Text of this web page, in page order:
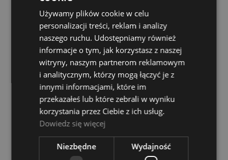
1 399,00 zł
DO KOSZYKA
Blackstar Artist FR 100 Special 100W Kolumna
gitarowa
Dostępność:
1 449,00 zł
Używamy plików cookie w celu
personalizacji treści, reklam i analizy
naszego ruchu. Udostępniamy również
informacje o tym, jak korzystasz z naszej
witryny, naszym partnerom reklamowym
i analitycznym, którzy mogą łączyć je z
innymi informacjami, które im
przekazałeś lub które zebrali w wyniku
korzystania przez Ciebie z ich usług.
Dowiedz się więcej
Niezbędne Wydajność